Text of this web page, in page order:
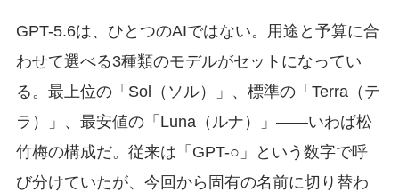
GPT-5.6は、ひとつのAIではない。用途と予算に合
わせて選べる3種類のモデルがセットになってい
る。最上位の「Sol（ソル）」、標準の「Terra（テ
ラ）」、最安値の「Luna（ルナ）」——いわば松
竹梅の構成だ。従来は「GPT-○」という数字で呼
び分けていたが、今回から固有の名前に切り替わ